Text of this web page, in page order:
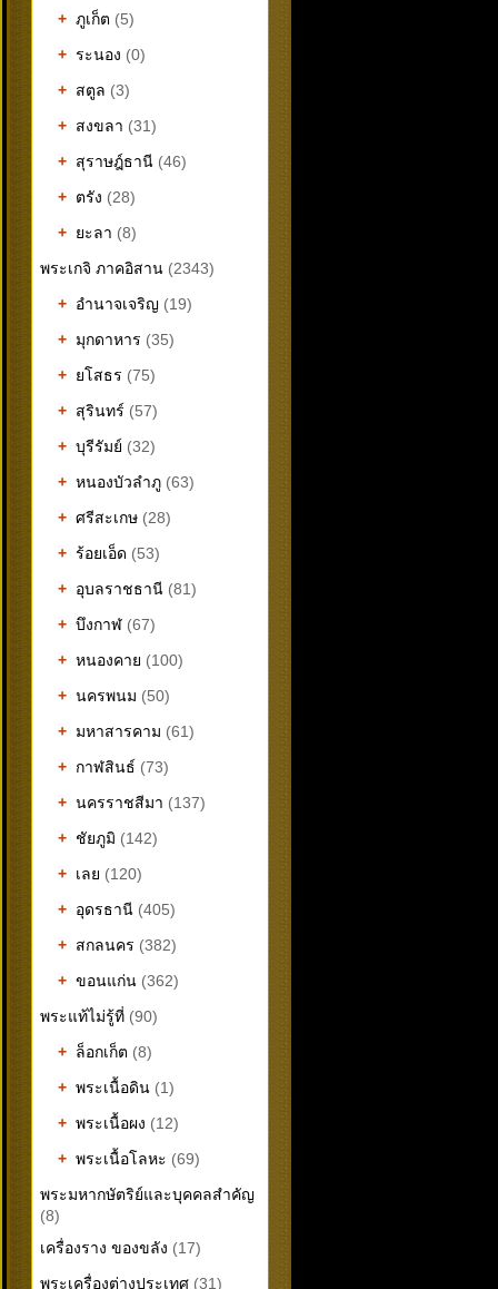
+ ภูเก็ต (5)
+ ระนอง (0)
+ สตูล (3)
+ สงขลา (31)
+ สุราษฎ์ธานี (46)
+ ตรัง (28)
+ ยะลา (8)
พระเกจิ ภาคอิสาน (2343)
+ อำนาจเจริญ (19)
+ มุกดาหาร (35)
+ ยโสธร (75)
+ สุรินทร์ (57)
+ บุรีรัมย์ (32)
+ หนองบัวลำภู (63)
+ ศรีสะเกษ (28)
+ ร้อยเอ็ด (53)
+ อุบลราชธานี (81)
+ บึงกาฬ (67)
+ หนองคาย (100)
+ นครพนม (50)
+ มหาสารคาม (61)
+ กาฬสินธ์ (73)
+ นครราชสีมา (137)
+ ชัยภูมิ (142)
+ เลย (120)
+ อุดรธานี (405)
+ สกลนคร (382)
+ ขอนแก่น (362)
พระแท้ไม่รู้ที่ (90)
+ ล็อกเก็ต (8)
+ พระเนื้อดิน (1)
+ พระเนื้อผง (12)
+ พระเนื้อโลหะ (69)
พระมหากษัตริย์และบุคคลสำคัญ
(8)
เครื่องราง ของขลัง (17)
พระเครื่องต่างประเทศ (31)